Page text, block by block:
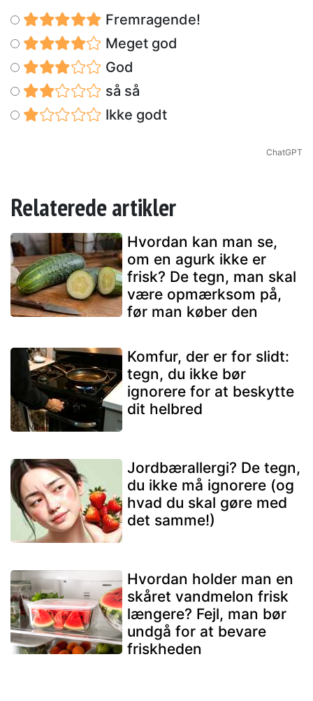
Fremragende!
Meget god
God
så så
Ikke godt
ChatGPT
Relaterede artikler
Hvordan kan man se,
om en agurk ikke er
frisk? De tegn, man skal
være opmærksom på,
før man køber den
Komfur, der er for slidt:
tegn, du ikke bør
ignorere for at beskytte
dit helbred
Jordbærallergi? De tegn,
du ikke må ignorere (og
hvad du skal gøre med
det samme!)
Hvordan holder man en
skåret vandmelon frisk
længere? Fejl, man bør
undgå for at bevare
friskheden